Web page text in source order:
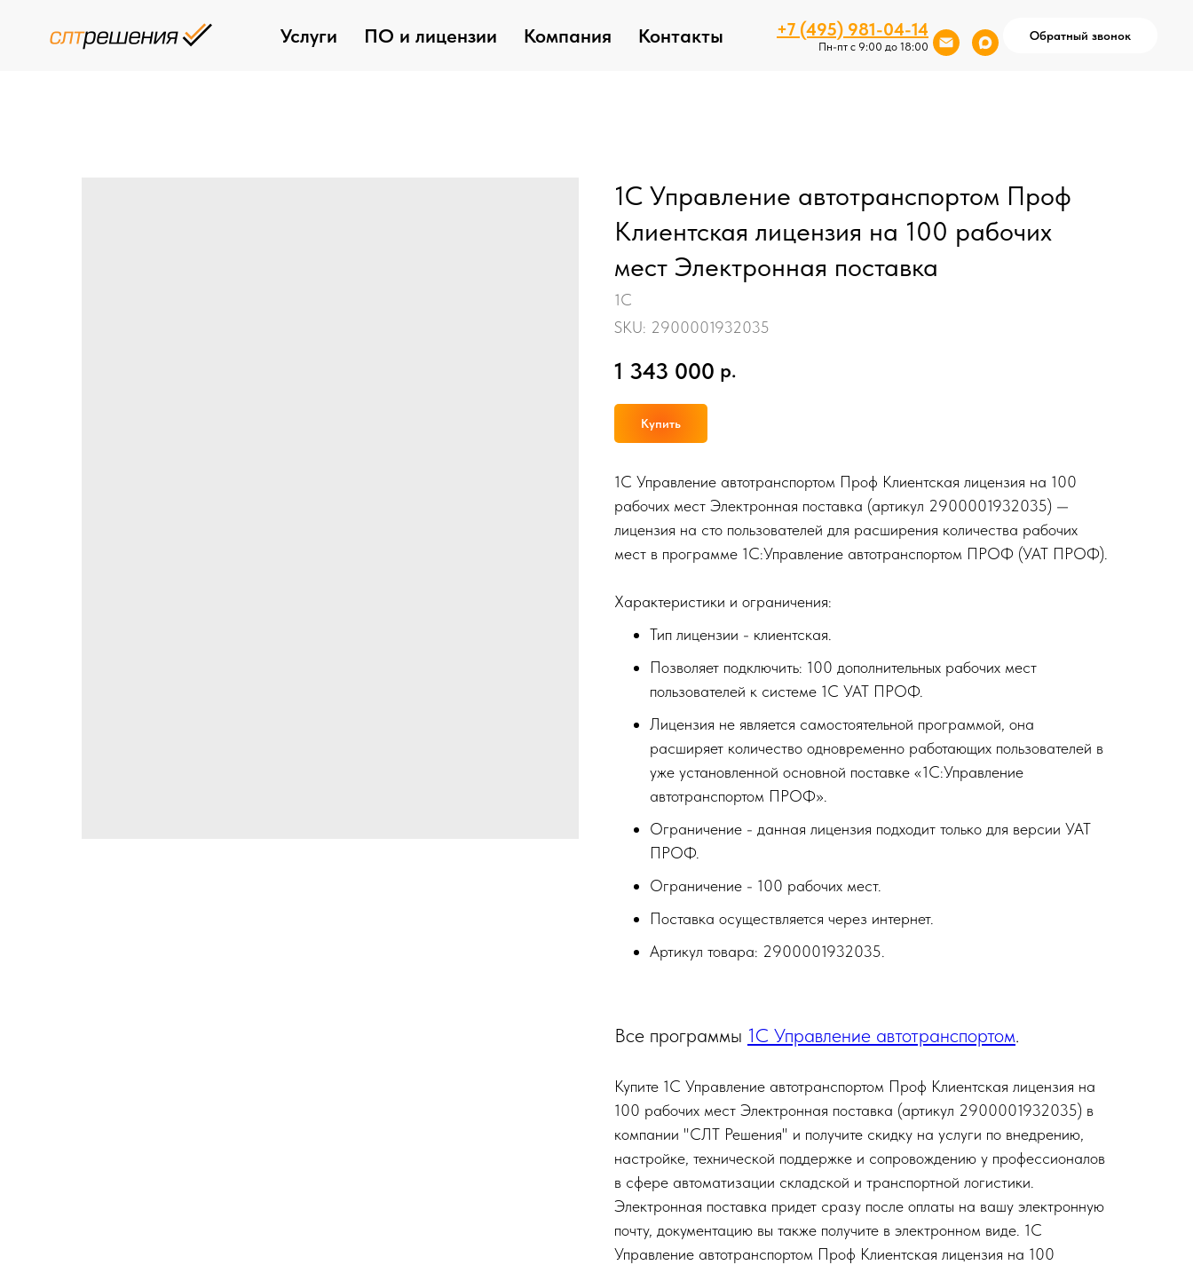
Услуги ПО и лицензии Компания Контакты +7 (495) 981-04-14
Пн-пт с 9:00 до 18:00
Обратный звонок
1С Управление автотранспортом Проф
Клиентская лицензия на 100 рабочих
мест Электронная поставка
1С
SKU: 2900001932035
1 343 000 р.
Купить
1С Управление автотранспортом Проф Клиентская лицензия на 100
рабочих мест Электронная поставка (артикул 2900001932035) —
лицензия на сто пользователей для расширения количества рабочих
мест в программе 1С:Управление автотранспортом ПРОФ (УАТ ПРОФ).
Характеристики и ограничения:
Тип лицензии - клиентская.
Позволяет подключить: 100 дополнительных рабочих мест
пользователей к системе 1С УАТ ПРОФ.
Лицензия не является самостоятельной программой, она
расширяет количество одновременно работающих пользователей в
уже установленной основной поставке «1С:Управление
автотранспортом ПРОФ».
Ограничение - данная лицензия подходит только для версии УАТ
ПРОФ.
Ограничение - 100 рабочих мест.
Поставка осуществляется через интернет.
Артикул товара: 2900001932035.
Все программы 1С Управление автотранспортом.
Купите 1С Управление автотранспортом Проф Клиентская лицензия на
100 рабочих мест Электронная поставка (артикул 2900001932035) в
компании "СЛТ Решения" и получите скидку на услуги по внедрению,
настройке, технической поддержке и сопровождению у профессионалов
в сфере автоматизации складской и транспортной логистики.
Электронная поставка придет сразу после оплаты на вашу электронную
почту, документацию вы также получите в электронном виде. 1С
Управление автотранспортом Проф Клиентская лицензия на 100